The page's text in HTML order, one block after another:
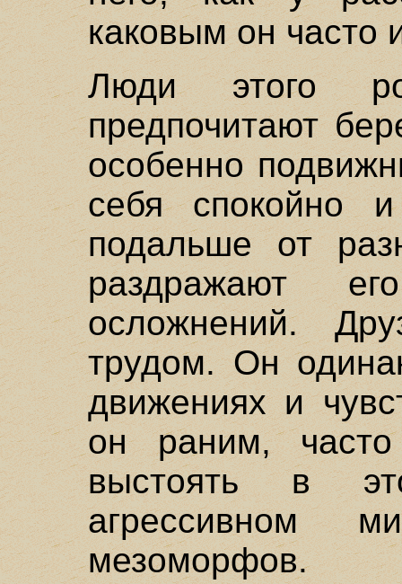
каковым он часто
Люди этого
предпочитают
особенно
себя спокойно и
подальше от
раздражают
осложнений.
трудом. Он
движениях и
он раним,
выстоять в
агрессивном
мезоморфов.